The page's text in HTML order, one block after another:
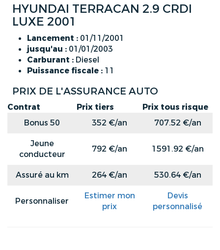
HYUNDAI TERRACAN 2.9 CRDI
LUXE 2001
Lancement : 01/11/2001
jusqu'au : 01/01/2003
Carburant : Diesel
Puissance fiscale : 11
PRIX DE L'ASSURANCE AUTO
Contrat Prix tiers
Prix tous risque
Bonus 50
352 €/an
707.52 €/an
Jeune
conducteur
792 €/an 1591.92 €/an
Assuré au km 264 €/an 530.64 €/an
Personnaliser
Estimer mon
prix
Devis
personnalisé